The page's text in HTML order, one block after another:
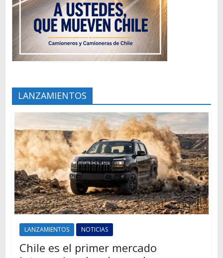
LANZAMIENTOS
LANZAMIENTOS NOTICIAS
Chile es el primer mercado